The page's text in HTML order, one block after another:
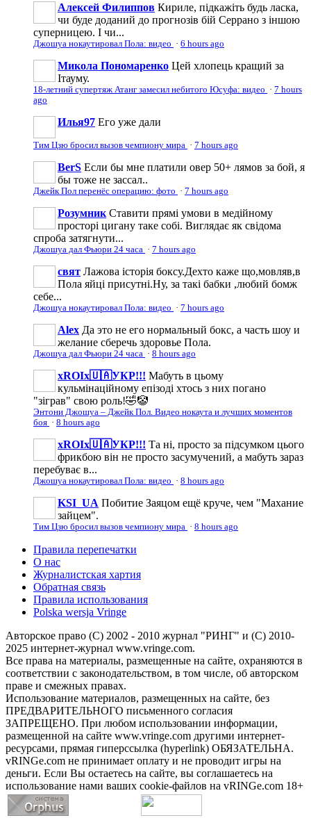
Алексей Филиппов Кириле, підкажіть будь ласка,
чи буде доданий до прогнозів бій Серрано з іншою
суперницею. І чи...
Джошуа нокаутировал Пола: видео · 6 hours ago
Микола Пономаренко Цей хлопець кращий за
Ітауму.
18-летний супертяж Атанг замесил небитого Юсуфа: видео · 7 hours
ago
Илья97 Его уже дали
Тим Цзю бросил вызов чемпиону мира · 7 hours ago
BerS Если бы мне платили овер 50+ лямов за бой, я
бы тоже не зассал..
Джейк Пол перенёс операцию: фото · 7 hours ago
Розумник Ставити прямі умови в медійному
просторі цигану таке собі. Виглядає як свідома
спроба затягнути...
Джошуа дал Фьюри 24 часа · 7 hours ago
свят Лажова історія боксу.Дехто каже що,мовляв,в
Пола яйці присутні.Ну, за такі бабки ,любий бомж
себе...
Джошуа нокаутировал Пола: видео · 7 hours ago
Аlеx Да это не его нормальный бокс, а часть шоу и
желание сберечь здоровье Пола.
Джошуа дал Фьюри 24 часа · 8 hours ago
xROIx🇺🇦УКР!!! Мабуть в цьому
кульмінаційному епізоді хтось з них погано
"зіграв" свою роль!🤣🤡
Энтони Джошуа – Джейк Пол. Видео нокаута и лучших моментов
боя · 8 hours ago
xROIx🇺🇦УКР!!! Та ні, просто за підсумком цього
фрикбою він не просто засумучений, а мабуть зараз
перебуває в...
Джошуа нокаутировал Пола: видео · 8 hours ago
KSI_UA Побитие Заяцом ещё круче, чем "Махание
зайцем".
Тим Цзю бросил вызов чемпиону мира · 8 hours ago
Правила перепечатки
О нас
Журналистская хартия
Обратная связь
Правила использования
Polska wersja Vringe
Авторское право (С) 2002 - 2010 журнал "РИНГ" и (С) 2010-
2025 интернет-журнал www.vringe.com.
Все права на материалы, размещенные на сайте, охраняются в
соответствии с законодательством, в том числе, об авторском
праве и смежных правах.
Использование материалов, размещенных на сайте, без
ПРЕДВАРИТЕЛЬНОГО письменного согласия
ЗАПРЕЩЕНО. При любом использовании информации,
размещенной на сайте www.vringe.com другими интернет-
ресурсами, прямая гиперссылка (hyperlink) ОБЯЗАТЕЛЬНА.
vRINGe.com не принимает оплату и не проводит игры на
деньги. Если Вы остаетесь на сайте, вы соглашаетесь на
использование нами ваших cookie-файлов на vRINGe.com 18+